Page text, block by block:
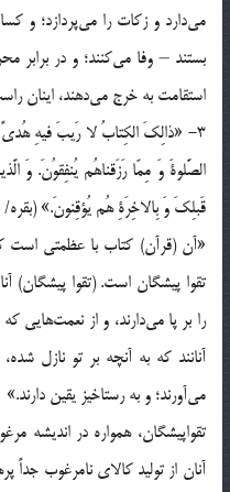
مى‌دارد و زكات را مى‌پردازد؛ و
بستند – وفا مى‌كنند؛ و در برابر
استقامت به خرج مى‌دهند، اينان
3- «ذالِكَ الكِتابُ لا رَيبَ فيهِ هُدىً
الصَّلوةَ وَ مِمّا رَزَقناهُم يُنفِقوُنَ. وَ
قَبلِكَ وَ بِالاخِرَةِ هُم يُؤقِنونَ.» (بقره/ 2-4)
«آن (قرآن) كتاب با عظمتى است
تقوا پيشگان است. (تقوا پيشگان)
را بر پا مى‌دارند، و از نعمت‌هايى
آنانند كه به آنچه بر تو نازل
مى‌آورند؛ و به رستاخيز يقين دارند.»